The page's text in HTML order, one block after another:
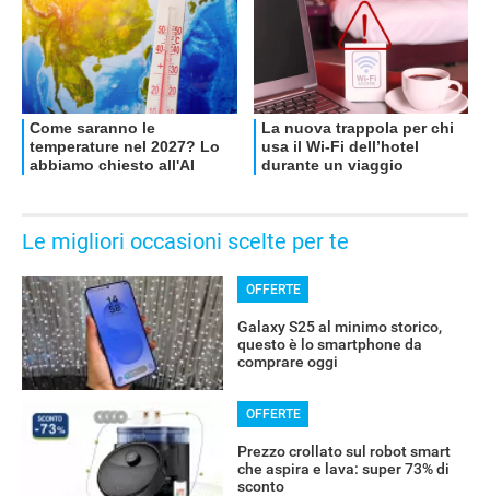
Le migliori occasioni scelte per te
OFFERTE
Galaxy S25 al minimo storico,
questo è lo smartphone da
comprare oggi
OFFERTE
Prezzo crollato sul robot smart
che aspira e lava: super 73% di
sconto